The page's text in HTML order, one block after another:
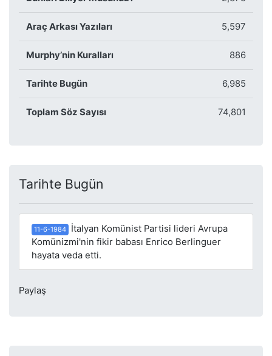
Araç Arkası Yazıları 5,597
Murphy’nin Kuralları 886
Tarihte Bugün 6,985
Toplam Söz Sayısı 74,801
Tarihte Bugün
11-6-1984
İtalyan Komünist Partisi lideri Avrupa
Komünizmi'nin fikir babası Enrico Berlinguer
hayata veda etti.
Paylaş